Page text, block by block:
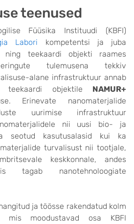
teenused
Füüsika Instituudi (KBFI)
Labori kompetentsi ja juba
ning teekaardi objekti raames
tulemusena tekkiv
alane infrastruktuur annab
teekaardi objektile NAMUR+
Erinevate nanomaterjalide
uurimise infrastruktuur
nii uusi bio- ja
seotud kasutusalasid kui ka
turvalisust nii tootjale,
keskkonnale, andes
tagab nanotehnoloogiate
ja töösse rakendatud kolm
mis moodustavad osa KBFI